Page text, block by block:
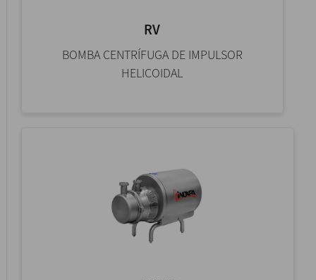
RV
BOMBA CENTRÍFUGA DE IMPULSOR
HELICOIDAL